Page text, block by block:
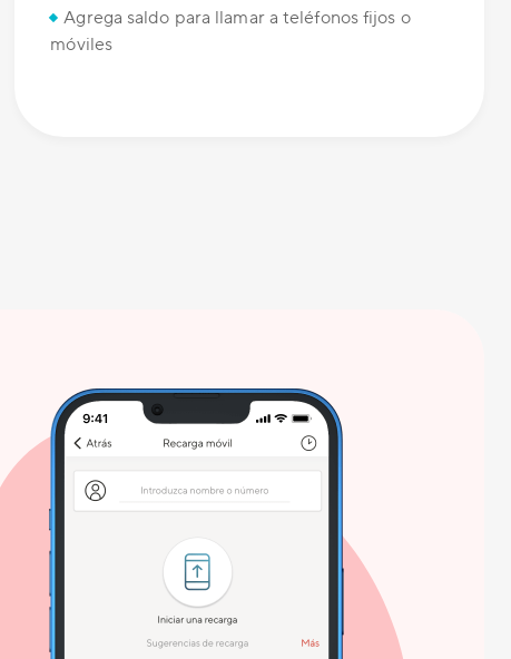
Agrega saldo para llamar a teléfonos fijos o
móviles